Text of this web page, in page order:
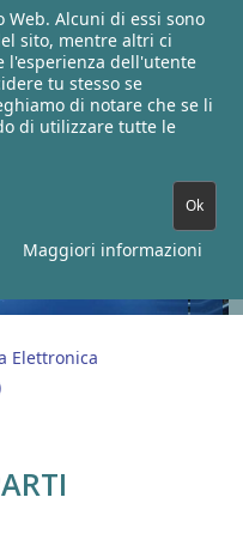
Elettronica
Web. Alcuni di essi sono
sito, mentre altri ci
l'esperienza dell'utente
tu stesso se
di notare che se li
di utilizzare tutte le
Ok
Maggiori informazioni